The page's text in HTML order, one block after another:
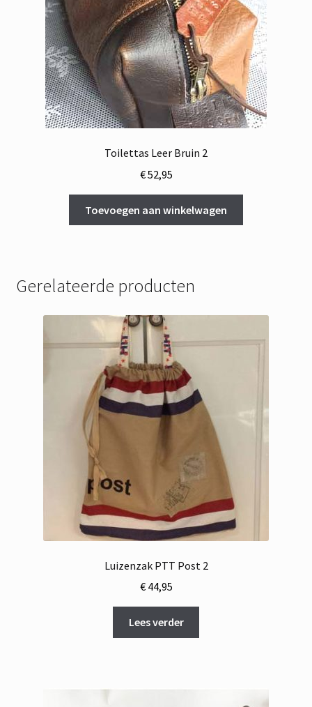
Toilettas Leer Bruin 2
€52,95
Toevoegen aan winkelwagen
Gerelateerde producten
Luizenzak PTT Post 2
€44,95
Lees verder